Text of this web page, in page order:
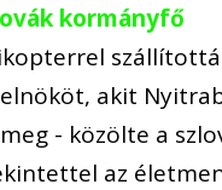
kormányfő
akit
- közölte a
az